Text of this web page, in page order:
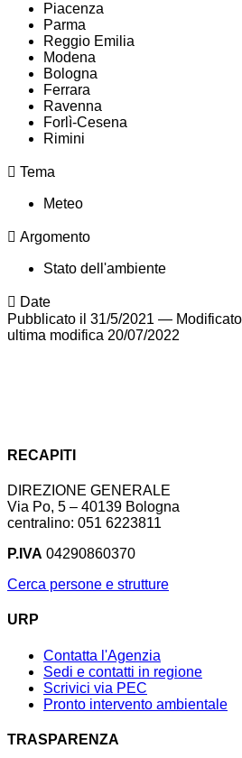
Piacenza
Parma
Reggio Emilia
Modena
Bologna
Ferrara
Ravenna
Forlì-Cesena
Rimini
Tema
Meteo
Argomento
Stato dell'ambiente
Date
Pubblicato il 31/5/2021 —
ultima modifica 20/07/2022
RECAPITI
DIREZIONE GENERALE
Via Po, 5 – 40139 Bologna
centralino: 051 6223811
P.IVA 04290860370
Cerca persone e strutture
URP
Contatta l'Agenzia
Sedi e contatti in regione
Scrivici via PEC
Pronto intervento ambientale
TRASPARENZA